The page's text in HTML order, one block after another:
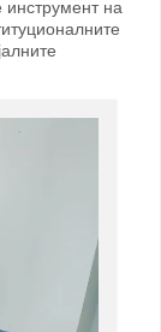
инструмент на